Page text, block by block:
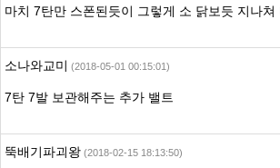
마치 7탄만 스폰된듯이 그렇게 소 닭보듯 지나쳐
소나와교미 (2018-05-01 00:15:01)
7탄 7발 보관해주는 추가 밸트
뚝배기파괴왕 (2018-02-15 18:13:50)